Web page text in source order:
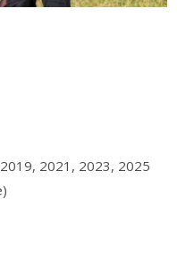
2021, 2023, 2025